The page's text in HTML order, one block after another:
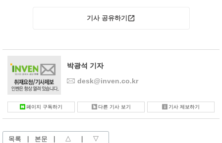
기사 공유하기
박광석 기자
desk@inven.co.kr
페이지 구독하기 다른 기사 보기 기사 제보하기
목록 | 본문 | △ | ▽